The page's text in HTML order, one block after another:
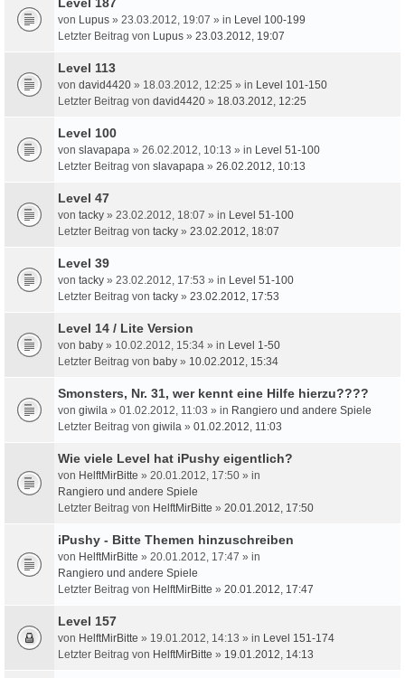
von Lupus » 23.03.2012, 19:07 » in Level 100-199
Letzter Beitrag von Lupus » 23.03.2012, 19:07
Level 113
von david4420 » 18.03.2012, 12:25 » in Level 101-150
Letzter Beitrag von david4420 » 18.03.2012, 12:25
Level 100
von slavapapa » 26.02.2012, 10:13 » in Level 51-100
Letzter Beitrag von slavapapa » 26.02.2012, 10:13
Level 47
von tacky » 23.02.2012, 18:07 » in Level 51-100
Letzter Beitrag von tacky » 23.02.2012, 18:07
Level 39
von tacky » 23.02.2012, 17:53 » in Level 51-100
Letzter Beitrag von tacky » 23.02.2012, 17:53
Level 14 / Lite Version
von baby » 10.02.2012, 15:34 » in Level 1-50
Letzter Beitrag von baby » 10.02.2012, 15:34
Smonsters, Nr. 31, wer kennt eine Hilfe hierzu????
von giwila » 01.02.2012, 11:03 » in Rangiero und andere Spiele
Letzter Beitrag von giwila » 01.02.2012, 11:03
Wie viele Level hat iPushy eigentlich?
von HelftMirBitte » 20.01.2012, 17:50 » in
Rangiero und andere Spiele
Letzter Beitrag von HelftMirBitte » 20.01.2012, 17:50
iPushy - Bitte Themen hinzuschreiben
von HelftMirBitte » 20.01.2012, 17:47 » in
Rangiero und andere Spiele
Letzter Beitrag von HelftMirBitte » 20.01.2012, 17:47
Level 157
von HelftMirBitte » 19.01.2012, 14:13 » in Level 151-174
Letzter Beitrag von HelftMirBitte » 19.01.2012, 14:13